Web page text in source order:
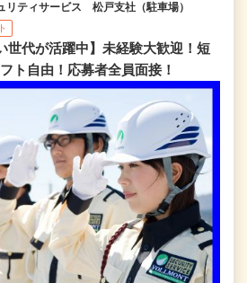
リティサービス 松戸支社（駐車場）
世代が活躍中】未経験大歓迎！短
ト自由！応募者全員面接！